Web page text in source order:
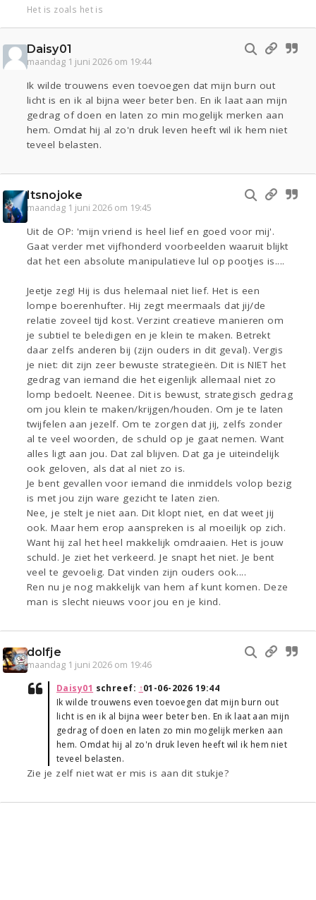
Het is zoals het is
Daisy01
maandag 1 juni 2026 om 19:44
Ik wilde trouwens even toevoegen dat mijn burn out
licht is en ik al bijna weer beter ben. En ik laat aan mijn
gedrag of doen en laten zo min mogelijk merken aan
hem. Omdat hij al zo'n druk leven heeft wil ik hem niet
teveel belasten.
Itsnojoke
maandag 1 juni 2026 om 19:45
Uit de OP: 'mijn vriend is heel lief en goed voor mij'.
Gaat verder met vijfhonderd voorbeelden waaruit blijkt
dat het een absolute manipulatieve lul op pootjes is....
Jeetje zeg! Hij is dus helemaal niet lief. Het is een
lompe boerenhufter. Hij zegt meermaals dat jij/de
relatie zoveel tijd kost. Verzint creatieve manieren om
je subtiel te beledigen en je klein te maken. Betrekt
daar zelfs anderen bij (zijn ouders in dit geval). Vergis
je niet: dit zijn zeer bewuste strategieën. Dit is NIET het
gedrag van iemand die het eigenlijk allemaal niet zo
lomp bedoelt. Neenee. Dit is bewust, strategisch gedrag
om jou klein te maken/krijgen/houden. Om je te laten
twijfelen aan jezelf. Om te zorgen dat jij, zelfs zonder
al te veel woorden, de schuld op je gaat nemen. Want
alles ligt aan jou. Dat zal blijven. Dat ga je uiteindelijk
ook geloven, als dat al niet zo is.
Je bent gevallen voor iemand die inmiddels volop bezig
is met jou zijn ware gezicht te laten zien.
Nee, je stelt je niet aan. Dit klopt niet, en dat weet jij
ook. Maar hem erop aanspreken is al moeilijk op zich.
Want hij zal het heel makkelijk omdraaien. Het is jouw
schuld. Je ziet het verkeerd. Je snapt het niet. Je bent
veel te gevoelig. Dat vinden zijn ouders ook....
Ren nu je nog makkelijk van hem af kunt komen. Deze
man is slecht nieuws voor jou en je kind.
dolfje
maandag 1 juni 2026 om 19:46
Daisy01 schreef: ↑01-06-2026 19:44
Ik wilde trouwens even toevoegen dat mijn burn out
licht is en ik al bijna weer beter ben. En ik laat aan mijn
gedrag of doen en laten zo min mogelijk merken aan
hem. Omdat hij al zo'n druk leven heeft wil ik hem niet
teveel belasten.
Zie je zelf niet wat er mis is aan dit stukje?